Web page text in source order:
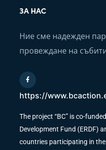
ЗА НАС
Ние сме надежден
провеждане на
https://
The project “BC” is co-
Development Fund (ERDF)
countries participating in